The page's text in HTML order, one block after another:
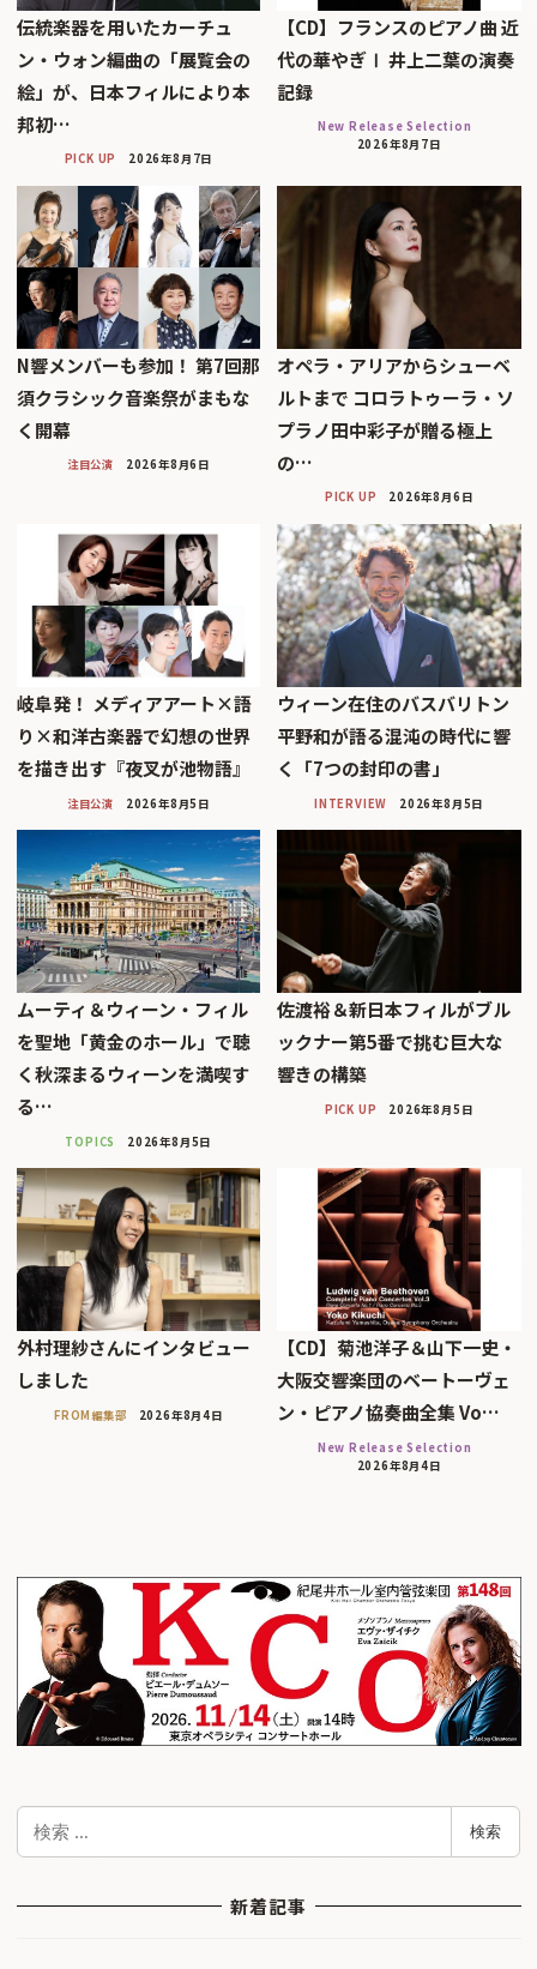
伝統楽器を用いたカーチュ
ン・ウォン編曲の「展覧会の
絵」が、日本フィルにより本
邦初…
PICK UP 2026年8月7日
【CD】フランスのピアノ曲 近
代の華やぎⅠ 井上二葉の演奏
記録
New Release Selection
2026年8月7日
N響メンバーも参加！ 第7回那
須クラシック音楽祭がまもな
く開幕
注目公演 2026年8月6日
オペラ・アリアからシューベ
ルトまで コロラトゥーラ・ソ
プラノ田中彩子が贈る極上
の…
PICK UP 2026年8月6日
岐阜発！ メディアアート×語
り×和洋古楽器で幻想の世界
を描き出す『夜叉が池物語』
注目公演 2026年8月5日
ウィーン在住のバスバリトン
平野和が語る混沌の時代に響
く「7つの封印の書」
INTERVIEW 2026年8月5日
ムーティ＆ウィーン・フィル
を聖地「黄金のホール」で聴
く秋深まるウィーンを満喫す
る…
TOPICS 2026年8月5日
佐渡裕＆新日本フィルがブル
ックナー第5番で挑む巨大な
響きの構築
PICK UP 2026年8月5日
外村理紗さんにインタビュー
しました
FROM編集部 2026年8月4日
【CD】菊池洋子＆山下一史・
大阪交響楽団のベートーヴェ
ン・ピアノ協奏曲全集 Vo…
New Release Selection
2026年8月4日
検
検索
新着記事